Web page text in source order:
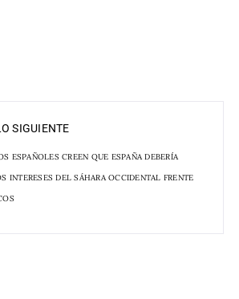
SIGUIENTE
ESPAÑOLES CREEN QUE ESPAÑA DEBERÍA
INTERESES DEL SÁHARA OCCIDENTAL FRENTE